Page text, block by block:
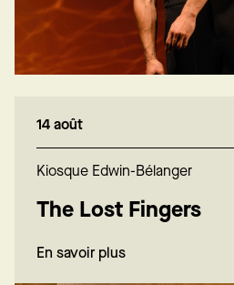
14 août
Kiosque Edwin-Bélanger
The Lost Fingers
En savoir plus